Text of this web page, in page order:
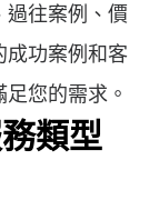
過往案例、價
成功案例和客
您的需求。
類型